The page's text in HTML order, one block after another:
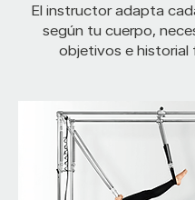
El instructor adapta
según tu cuerpo,
objetivos e historial